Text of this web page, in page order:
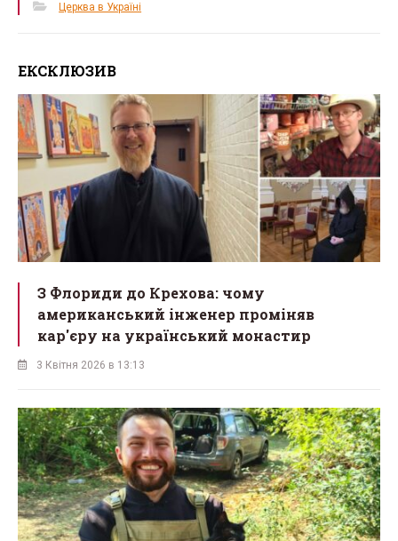
Церква в Україні
ЕКСКЛЮЗИВ
З Флориди до Крехова: чому
американський інженер проміняв
кар'єру на український монастир
3 Квітня 2026 в 13:13